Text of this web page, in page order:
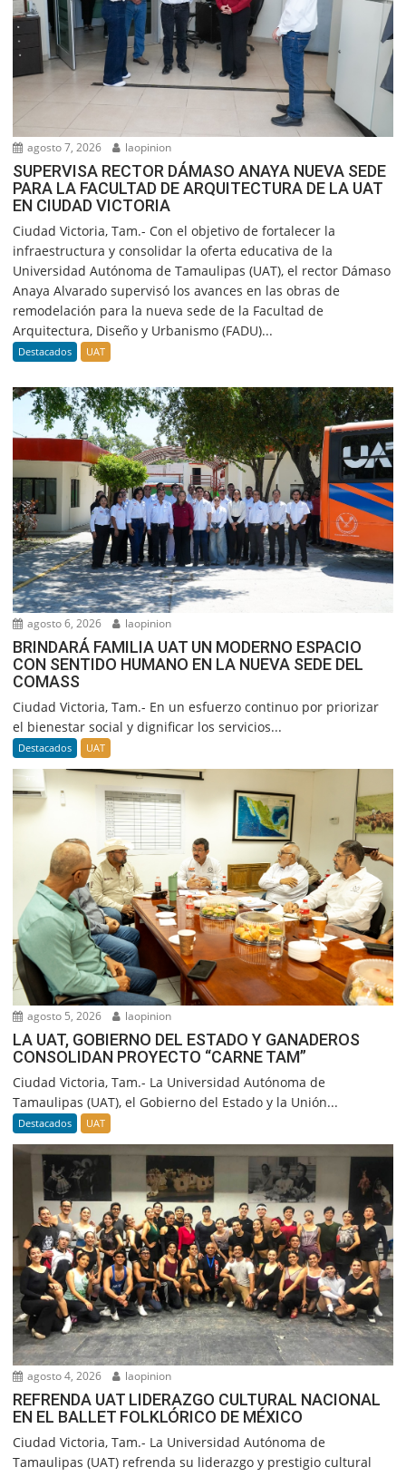
agosto 7, 2026 laopinion
SUPERVISA RECTOR DÁMASO ANAYA NUEVA SEDE
PARA LA FACULTAD DE ARQUITECTURA DE LA UAT
EN CIUDAD VICTORIA
Ciudad Victoria, Tam.- Con el objetivo de fortalecer la
infraestructura y consolidar la oferta educativa de la
Universidad Autónoma de Tamaulipas (UAT), el rector Dámaso
Anaya Alvarado supervisó los avances en las obras de
remodelación para la nueva sede de la Facultad de
Arquitectura, Diseño y Urbanismo (FADU)...
Destacados UAT
agosto 6, 2026 laopinion
BRINDARÁ FAMILIA UAT UN MODERNO ESPACIO
CON SENTIDO HUMANO EN LA NUEVA SEDE DEL
COMASS
Ciudad Victoria, Tam.- En un esfuerzo continuo por priorizar
el bienestar social y dignificar los servicios...
Destacados UAT
agosto 5, 2026 laopinion
LA UAT, GOBIERNO DEL ESTADO Y GANADEROS
CONSOLIDAN PROYECTO “CARNE TAM”
Ciudad Victoria, Tam.- La Universidad Autónoma de
Tamaulipas (UAT), el Gobierno del Estado y la Unión...
Destacados UAT
agosto 4, 2026 laopinion
REFRENDA UAT LIDERAZGO CULTURAL NACIONAL
EN EL BALLET FOLKLÓRICO DE MÉXICO
Ciudad Victoria, Tam.- La Universidad Autónoma de
Tamaulipas (UAT) refrenda su liderazgo y prestigio cultural